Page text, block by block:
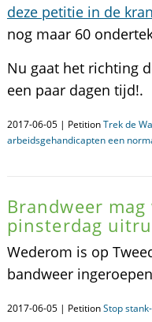
deze petitie in de
nog maar 60
Nu gaat het richting
een paar dagen tijd!.
2017-06-05 | PetitionTrek de
arbeidsgehandicapten een
Brandweer
pinsterdag
Wederom is op
bandweer
2017-06-05 | PetitionStop